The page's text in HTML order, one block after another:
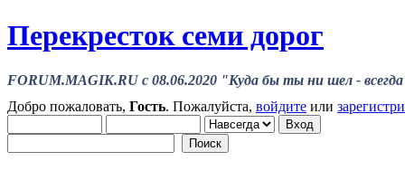
Перекресток семи дорог
FORUM.MAGIK.RU c 08.06.2020 "Куда бы ты ни шел - всегда
Добро пожаловать, Гость. Пожалуйста, войдите или